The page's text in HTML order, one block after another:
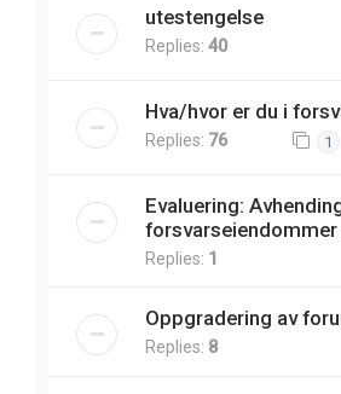
utestengelse
Replies: 40
Hva/hvor er du i
Replies: 76 1
Evaluering:
Replies: 1
Oppgradering av
Replies: 8